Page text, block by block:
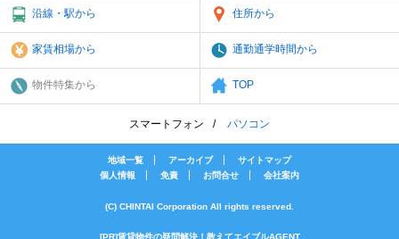
沿線・駅から 住所から
家賃相場から 通勤通学時間から
物件特集から TOP
スマートフォン パソコン
地域一覧 アーカイブ
サイトマップ
個人情報
免責 お問合せ 会社案内
(C) CHINTAI Corporation All rights reserved.